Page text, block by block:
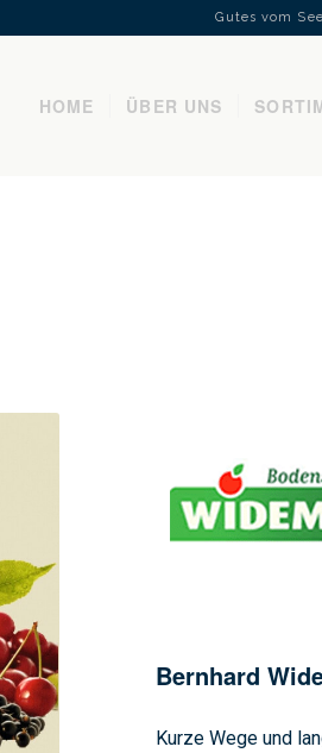
Gutes vom
HOME ÜBER UNS
Bernhard
Kurze Wege und